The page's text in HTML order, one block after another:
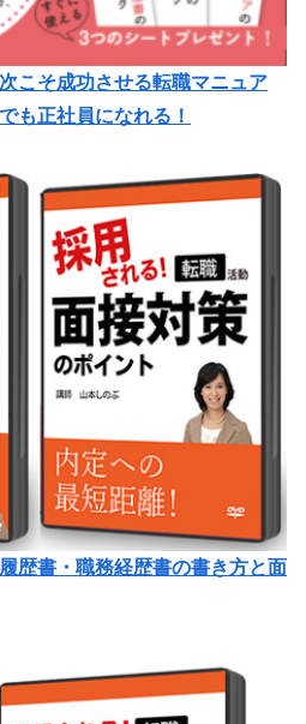
こそ成功させる転職マニュア
も正社員になれる！
歴書・職務経歴書の書き方と面